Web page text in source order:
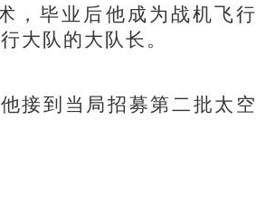
毕业后他成为战机飞行
大队的大队长。
到当局招募第二批太空